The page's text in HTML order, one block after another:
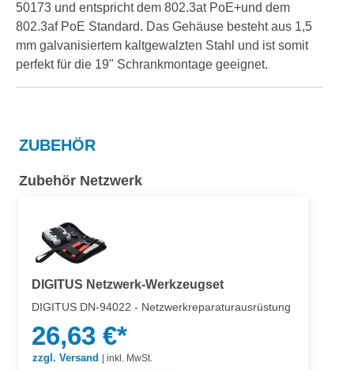
50173 und entspricht dem 802.3at PoE+und dem
802.3af PoE Standard. Das Gehäuse besteht aus 1,5
mm galvanisiertem kaltgewalzten Stahl und ist somit
perfekt für die 19" Schrankmontage geeignet.
ZUBEHÖR
Zubehör Netzwerk
DIGITUS Netzwerk-Werkzeugset
DIGITUS DN-94022 - Netzwerkreparaturausrüstung
26,63 €*
zzgl. Versand inkl. MwSt.